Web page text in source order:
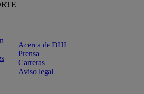
Acerca de DHL
Prensa
Carreras
Aviso legal